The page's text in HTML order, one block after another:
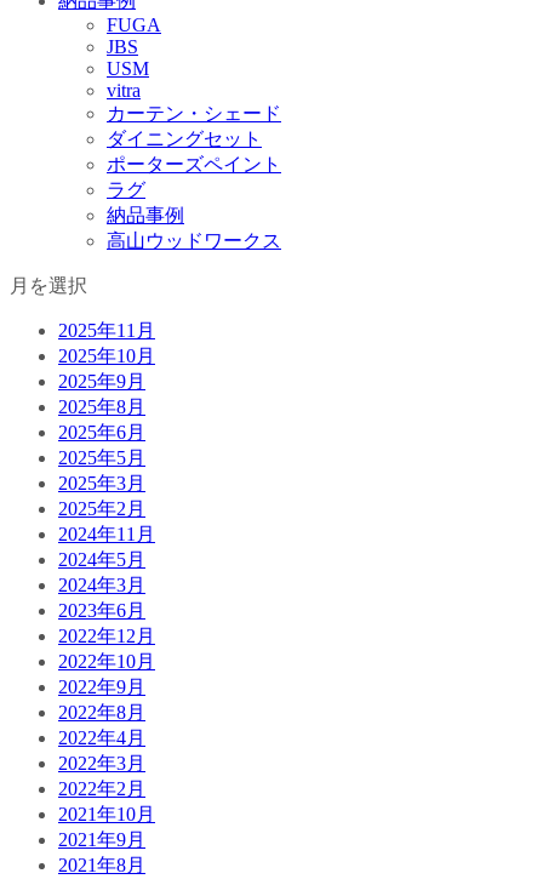
FUGA
JBS
USM
vitra
カーテン・シェード
ダイニングセット
ポーターズペイント
ラグ
納品事例
高山ウッドワークス
月を選択
2025年11月
2025年10月
2025年9月
2025年8月
2025年6月
2025年5月
2025年3月
2025年2月
2024年11月
2024年5月
2024年3月
2023年6月
2022年12月
2022年10月
2022年9月
2022年8月
2022年4月
2022年3月
2022年2月
2021年10月
2021年9月
2021年8月